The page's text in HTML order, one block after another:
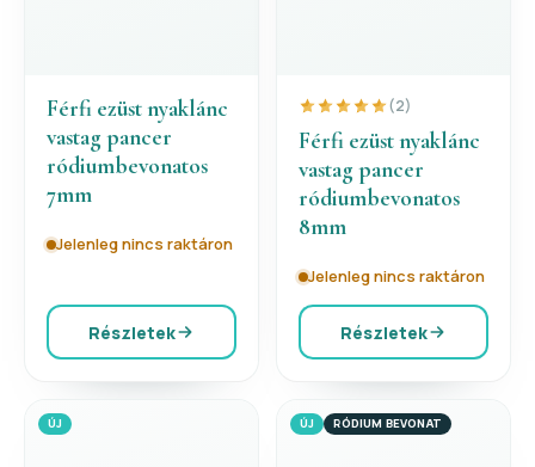
Férfi ezüst nyaklánc
vastag pancer
ródiumbevonatos
7mm
Jelenleg nincs raktáron
Részletek
(2)
Férfi ezüst nyaklánc
vastag pancer
ródiumbevonatos
8mm
Jelenleg nincs raktáron
Részletek
ÚJ ÚJ RÓDIUM BEVONAT